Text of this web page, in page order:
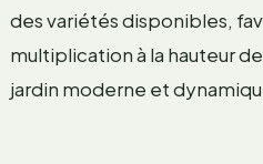
des variétés disponibles,
multiplication à la hauteur
jardin moderne et